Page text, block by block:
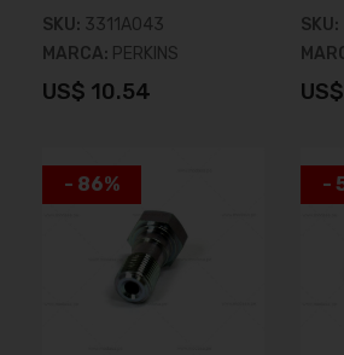
SKU: 3311A043
MARCA: PERKINS
US$ 10.54
SKU:
- 86% -